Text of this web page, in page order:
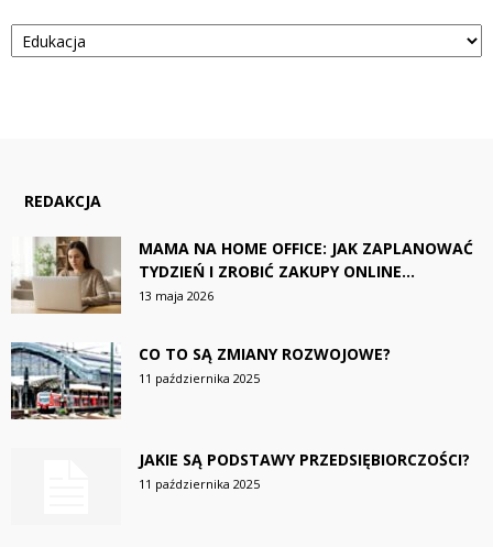
Kategorie
REDAKCJA
MAMA NA HOME OFFICE: JAK ZAPLANOWAĆ
TYDZIEŃ I ZROBIĆ ZAKUPY ONLINE...
13 maja 2026
CO TO SĄ ZMIANY ROZWOJOWE?
11 października 2025
JAKIE SĄ PODSTAWY PRZEDSIĘBIORCZOŚCI?
11 października 2025